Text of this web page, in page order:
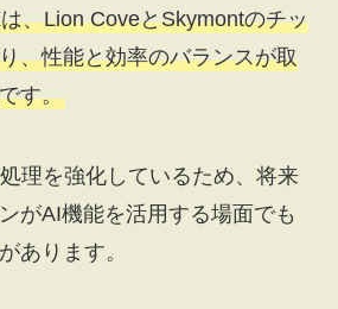
、Lion CoveとSkymontのチッ
、性能と効率のバランスが取
す。
理を強化しているため、将来
がAI機能を活用する場面でも
あります。